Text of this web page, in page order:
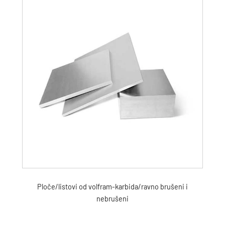
Ploče/listovi od volfram-karbida/ravno brušeni i
nebrušeni